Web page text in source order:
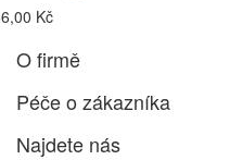
Kč
O firmě
Péče o zákazníka
Najdete nás